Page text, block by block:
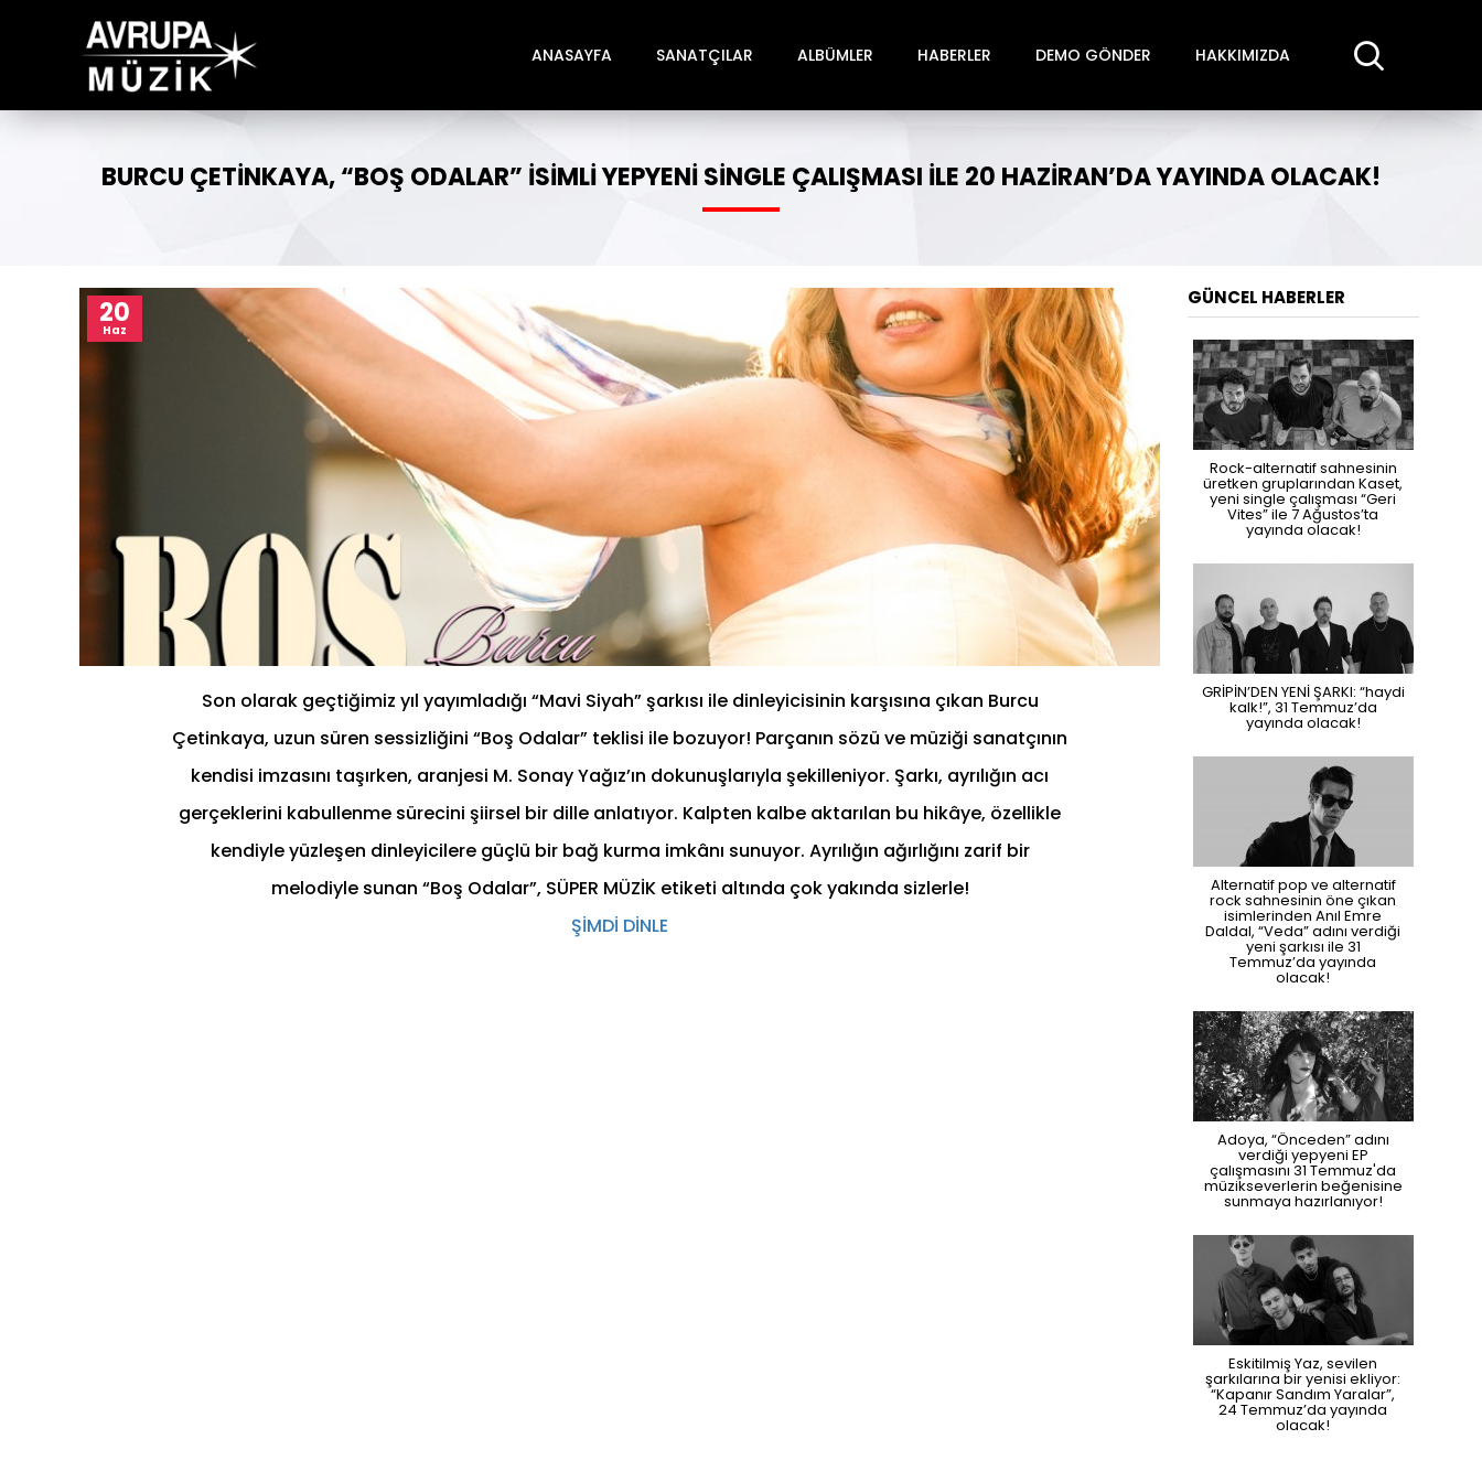
ANASAYFA SANATÇILAR ALBÜMLER HABERLER DEMO GÖNDER HAKKIMIZDA
BURCU ÇETINKAYA, “BOŞ ODALAR” ISIMLI YEPYENI SINGLE ÇALIŞMASI ILE 20 HAZIRAN’DA YAYINDA OLACAK!
20
Haz
Son olarak geçtiğimiz yıl yayımladığı “Mavi Siyah” şarkısı ile dinleyicisinin karşısına çıkan Burcu
Çetinkaya, uzun süren sessizliğini “Boş Odalar” teklisi ile bozuyor! Parçanın sözü ve müziği sanatçının
kendisi imzasını taşırken, aranjesi M. Sonay Yağız’ın dokunuşlarıyla şekilleniyor. Şarkı, ayrılığın acı
gerçeklerini kabullenme sürecini şiirsel bir dille anlatıyor. Kalpten kalbe aktarılan bu hikâye, özellikle
kendiyle yüzleşen dinleyicilere güçlü bir bağ kurma imkânı sunuyor. Ayrılığın ağırlığını zarif bir
melodiyle sunan “Boş Odalar”, SÜPER MÜZİK etiketi altında çok yakında sizlerle!
ŞİMDİ DİNLE
GÜNCEL HABERLER
Rock-alternatif sahnesinin
üretken gruplarından Kaset,
yeni single çalışması “Geri
Vites” ile 7 Ağustos’ta
yayında olacak!
GRİPİN’DEN YENİ ŞARKI: “haydi
kalk!”, 31 Temmuz’da
yayında olacak!
Alternatif pop ve alternatif
rock sahnesinin öne çıkan
isimlerinden Anıl Emre
Daldal, “Veda” adını verdiği
yeni şarkısı ile 31
Temmuz’da yayında
olacak!
Adoya, “Önceden” adını
verdiği yepyeni EP
çalışmasını 31 Temmuz'da
müzikseverlerin beğenisine
sunmaya hazırlanıyor!
Eskitilmiş Yaz, sevilen
şarkılarına bir yenisi ekliyor:
“Kapanır Sandım Yaralar”,
24 Temmuz’da yayında
olacak!